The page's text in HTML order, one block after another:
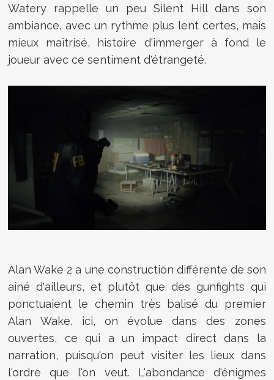
Watery rappelle un peu Silent Hill dans son
ambiance, avec un rythme plus lent certes, mais
mieux maîtrisé, histoire d'immerger à fond le
joueur avec ce sentiment d'étrangeté.
Alan Wake 2 a une construction différente de son
aîné d'ailleurs, et plutôt que des gunfights qui
ponctuaient le chemin très balisé du premier
Alan Wake, ici, on évolue dans des zones
ouvertes, ce qui a un impact direct dans la
narration, puisqu'on peut visiter les lieux dans
l'ordre que l'on veut. L'abondance d'énigmes